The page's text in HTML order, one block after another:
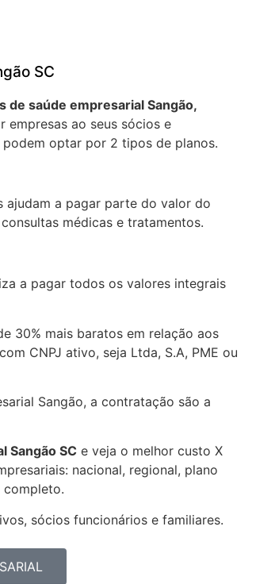
SC
de saúde empresarial Sangão,
empresas ao seus sócios e
optar por 2 tipos de planos.
ajudam a pagar parte do valor do
médicas e tratamentos.
a pagar todos os valores integrais
30% mais baratos em relação aos
CNPJ ativo, seja Ltda, S.A, PME ou
Sangão, a contratação são a
Sangão SC e veja o melhor custo X
nacional, regional, plano
completo.
sócios funcionários e familiares.